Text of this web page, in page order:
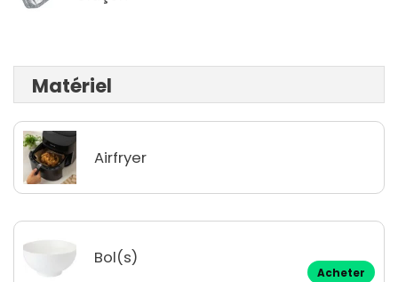
Matériel
Airfryer
Bol(s)
Acheter